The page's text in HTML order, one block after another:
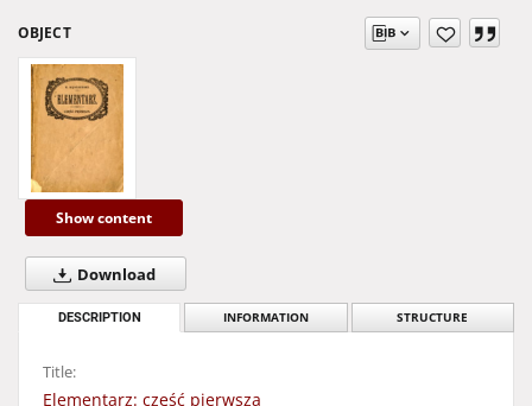
OBJECT
Show content
Download
DESCRIPTION INFORMATION STRUCTURE
Title:
Elementarz: część pierwsza